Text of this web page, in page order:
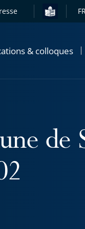
& colloques
de